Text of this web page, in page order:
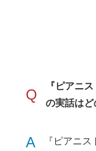
Q
『ピアニ
の実話はど
A
『ピアニ